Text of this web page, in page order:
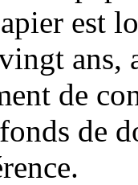
est
ans,
de
de